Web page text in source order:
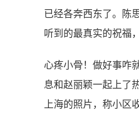
已经各奔西东了。陈
听到的最真实的祝福
心疼小骨！做好事咋
息和赵丽颖一起上了
上海的照片，称小